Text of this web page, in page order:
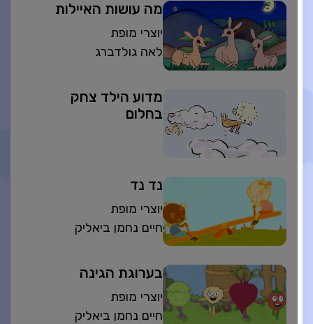
מה עושות האיילות
יוצרי מופת
לאה גולדברג
מדוע הילד צחק
בחלום
נד נד
יוצרי מופת
חיים נחמן ביאליק
בערוגת הגינה
יוצרי מופת
חיים נחמן ביאליק